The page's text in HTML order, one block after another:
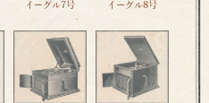
イーグル7号 イーグル8号